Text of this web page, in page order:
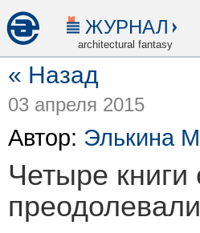
ЖУРНАЛ
architectural fantasy
« Назад
03 апреля 2015
Автор: Элькина
Четыре книги